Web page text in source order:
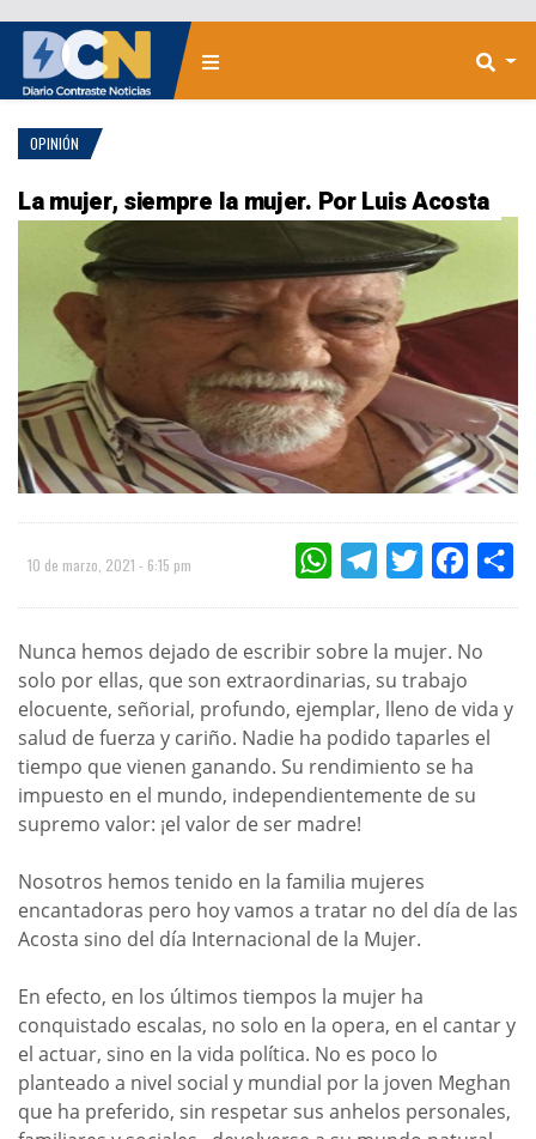
OPINIÓN
La mujer, siempre la mujer. Por Luis Acosta
10 de marzo, 2021 - 6:15 pm WHATSAPPTELEGRAMTWITTER
Nunca hemos dejado de escribir sobre la mujer. No
solo por ellas, que son extraordinarias, su trabajo
elocuente, señorial, profundo, ejemplar, lleno de vida y
salud de fuerza y cariño. Nadie ha podido taparles el
tiempo que vienen ganando. Su rendimiento se ha
impuesto en el mundo, independientemente de su
supremo valor: ¡el valor de ser madre!
Nosotros hemos tenido en la familia mujeres
encantadoras pero hoy vamos a tratar no del día de las
Acosta sino del día Internacional de la Mujer.
En efecto, en los últimos tiempos la mujer ha
conquistado escalas, no solo en la opera, en el cantar y
el actuar, sino en la vida política. No es poco lo
planteado a nivel social y mundial por la joven Meghan
que ha preferido, sin respetar sus anhelos personales,